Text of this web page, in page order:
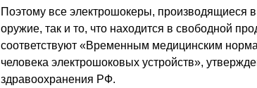
Поэтому все электрошокеры, производящиеся
оружие, так и то, что находится в свободной
соответствуют «Временным медицинским
человека электрошоковых устройств»,
здравоохранения РФ.